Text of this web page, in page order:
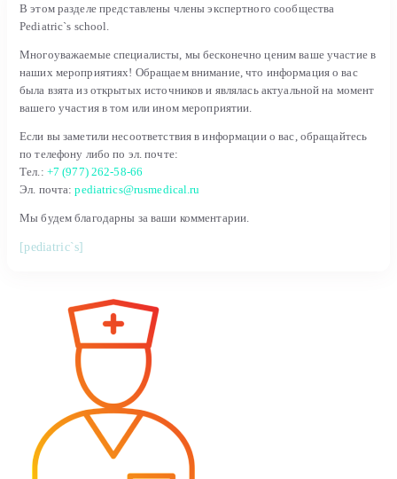
В этом разделе представлены члены экспертного сообщества
Pediatric`s school.
Многоуважаемые специалисты, мы бесконечно ценим ваше участие в
наших мероприятиях! Обращаем внимание, что информация о вас
была взята из открытых источников и являлась актуальной на момент
вашего участия в том или ином мероприятии.
Если вы заметили несоответствия в информации о вас, обращайтесь
по телефону либо по эл. почте:
Тел.: +7 (977) 262-58-66
Эл. почта:pediatrics@rusmedical.ru
Мы будем благодарны за ваши комментарии.
[pediatric`s]